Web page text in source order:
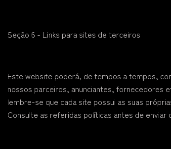
Seção 6 - Links para sites de terceiros
Este website poderá, de tempos a tempos,
nossos parceiros, anunciantes, fornecedores
lembre-se que cada site possui as suas
Consulte as referidas políticas antes de